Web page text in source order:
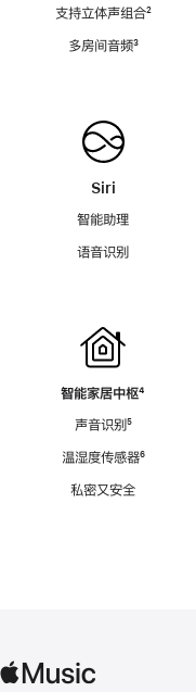
支持立体声组合脚
²
多房间音频脚
³
Siri
智能助理
语音识别
智能家居中枢脚
⁴
声音识别脚
⁵
温湿度传感器脚
⁶
私密又安全